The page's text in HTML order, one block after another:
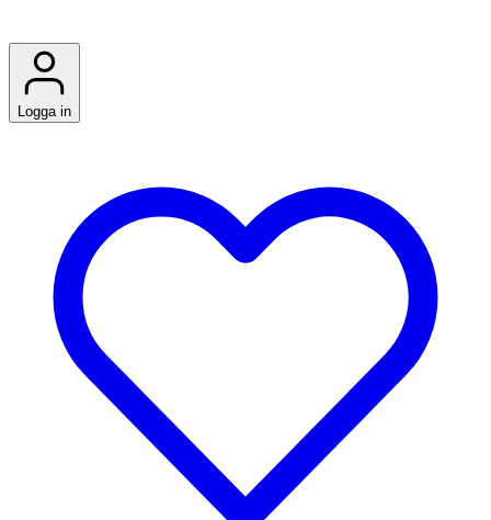
Logga in